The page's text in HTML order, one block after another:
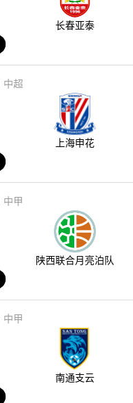
长春亚泰
中超
上海申花
中甲
陕西联合月亮泊队
中甲
南通支云